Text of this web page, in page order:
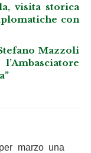
visita storica
con
Mazzoli
marzo una